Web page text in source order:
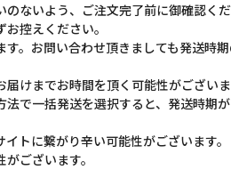
ないよう、ご注文完了前に御確認くだ
控えください。
。お問い合わせ頂きましても発送時
けまでお時間を頂く可能性がございま
で一括発送を選択すると、発送時期
トに繋がり辛い可能性がございます。
ございます。